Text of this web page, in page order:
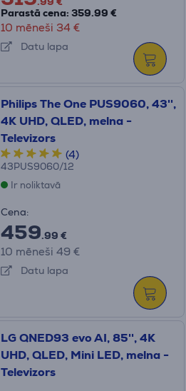
Parastā cena: 359.99 €
10 mēneši 34 €
Datu lapa
Philips The One PUS9060, 43'',
4K UHD, QLED, melna -
Televizors
(4)
43PUS9060/12
Ir noliktavā
Cena:
459.99 €
10 mēneši 49 €
Datu lapa
LG QNED93 evo AI, 85'', 4K
UHD, QLED, Mini LED, melna -
Televizors